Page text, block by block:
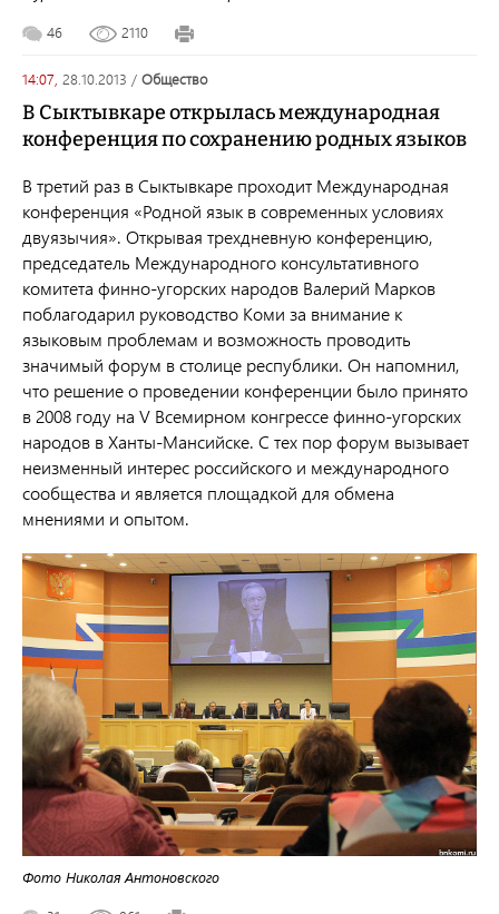
46 2110
14:07, 28.10.2013 / общество
В Сыктывкаре открылась международная
конференция по сохранению родных языков
В третий раз в Сыктывкаре проходит Международная
конференция «Родной язык в современных условиях
двуязычия». Открывая трехдневную конференцию,
председатель Международного консультативного
комитета финно-угорских народов Валерий Марков
поблагодарил руководство Коми за внимание к
языковым проблемам и возможность проводить
значимый форум в столице республики. Он напомнил,
что решение о проведении конференции было принято
в 2008 году на V Всемирном конгрессе финно-угорских
народов в Ханты-Мансийске. С тех пор форум вызывает
неизменный интерес российского и международного
сообщества и является площадкой для обмена
мнениями и опытом.
Фото Николая Антоновского